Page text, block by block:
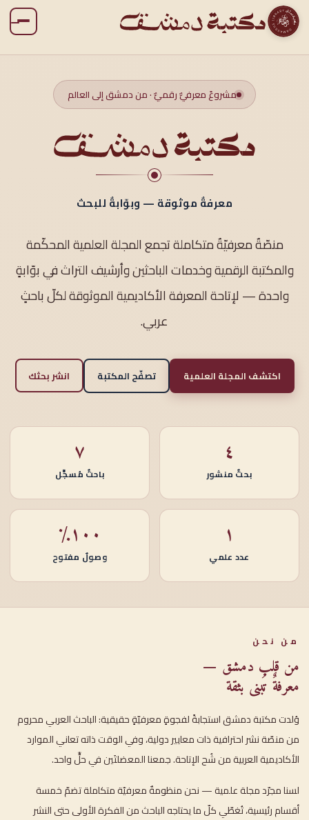
مشروعٌ معرفيٌّ رقميٌّ · من دمشق إلى العالم
معرفةٌ موثوقة — وبوّابةٌ للبحث
منصّةٌ معرفيّةٌ متكاملة تجمع المجلة العلمية المحكّمة
والمكتبة الرقمية وخدمات الباحثين وأرشيف التراث في بوّابةٍ
واحدة — لإتاحة المعرفة الأكاديمية الموثوقة لكلّ باحثٍ
عربي.
اكتشف المجلة العلمية تصفّح المكتبة انشر بحثك
٤
بحثٌ منشور
٧
باحثٌ مُسجَّل
١
عدد علمي
١٠٠٪
وصولٌ مفتوح
من نحن
من قلب دمشق —
معرفةٌ تُبنى بثقة
وُلدت مكتبة دمشق استجابةً لفجوةٍ معرفيّةٍ حقيقية: الباحث العربي محروم
من منصّة نشر احترافية ذات معايير دولية، وفي الوقت ذاته تعاني الموارد
الأكاديمية العربية من شُح الإتاحة. جمعنا المعضلتَين في حلٍّ واحد.
لسنا مجرّد مجلة علمية — نحن منظومةٌ معرفيّة متكاملة تضمّ خمسة
أقسام رئيسية، تُغطّي كلّ ما يحتاجه الباحث من الفكرة الأولى حتى النشر